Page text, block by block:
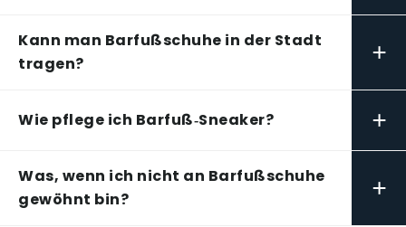
Kann man Barfußschuhe in der Stadt
tragen?
+
Wie pflege ich Barfuß‑Sneaker? +
Was, wenn ich nicht an Barfußschuhe
gewöhnt bin?
+